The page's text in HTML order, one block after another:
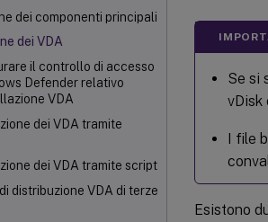
dei componenti principali
dei VDA
il controllo di accesso
Defender relativo
VDA
dei VDA tramite
dei VDA tramite script
distribuzione VDA di terze
Se si
vDisk
I file
Esistono